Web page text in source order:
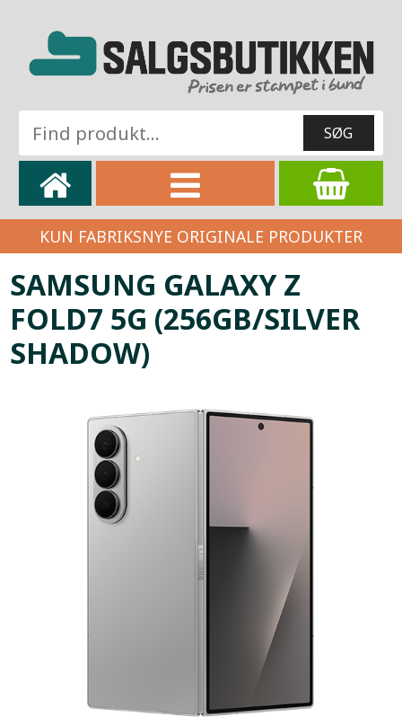
KUN FABRIKSNYE ORIGINALE PRODUKTER
SAMSUNG GALAXY Z
FOLD7 5G (256GB/SILVER
SHADOW)